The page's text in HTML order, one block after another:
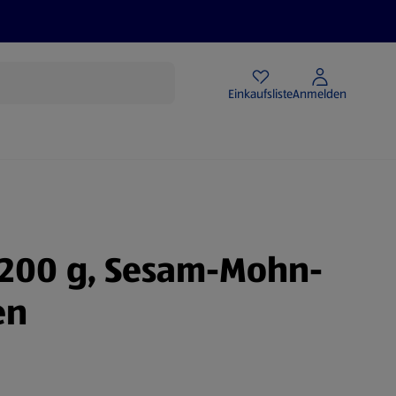
EinkaufslisteAnmelden
g, Sesam-Mohn-